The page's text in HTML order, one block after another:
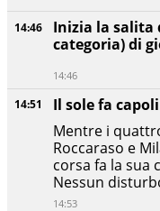
14:51
Il sole fa
Mentre i
Roccaraso e
corsa fa la sua
Nessun
14:53
14:46
Inizia la salita
categoria) di
14:46